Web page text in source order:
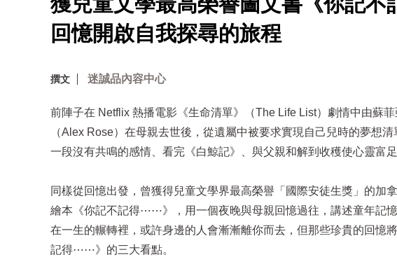
回憶開啟自我探尋的旅程
撰文 迷誠品內容中心
前陣子在 Netflix 熱播電影《生命清單》（The Life List）劇情中由蘇
（Alex Rose）在母親去世後，從遺屬中被要求實現自己兒時的夢想
一段沒有共鳴的感情、看完《白鯨記》、與父親和解到收穫使心靈富
同樣從回憶出發，曾獲得兒童文學界最高榮譽「國際安徒生獎」的加
繪本《你記不記得⋯⋯》，用一個夜晚與母親回憶過往，講述童年記
在一生的輾轉裡，或許身邊的人會漸漸離你而去，但那些珍貴的回憶
記得⋯⋯》的三大看點。